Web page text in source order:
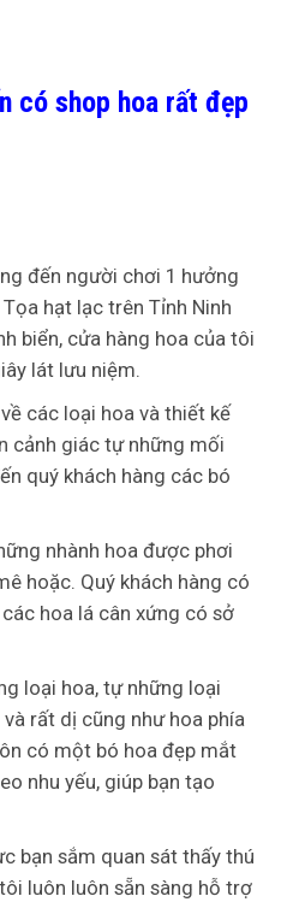
có shop hoa rất đẹp
đến người chơi 1 hưởng
hạt lạc trên Tỉnh Ninh
biển, cửa hàng hoa của tôi
lát lưu niệm.
các loại hoa và thiết kế
cảnh giác tự những mối
quý khách hàng các bó
nhành hoa được phơi
hoặc. Quý khách hàng có
hoa lá cân xứng có sở
loại hoa, tự những loại
rất dị cũng như hoa phía
có một bó hoa đẹp mắt
nhu yếu, giúp bạn tạo
bạn sắm quan sát thấy thú
luôn luôn sẵn sàng hỗ trợ